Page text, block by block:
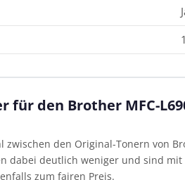
für den Brother MFC-
zwischen den Original-Tonern
dabei deutlich weniger und sind
zum fairen Preis.